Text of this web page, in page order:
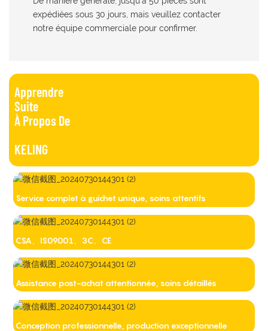
expédiées sous 30 jours, mais veuillez contacter
notre équipe commerciale pour confirmer.
Apprendre
Suite
À Propos De
KELING
Service complet à guichet unique, soins attentifs
CSA、IS09001、3C、CE
Assistance post-achat attentionnée, soins détaillés
Conception professionnelle, production exceptionnelle